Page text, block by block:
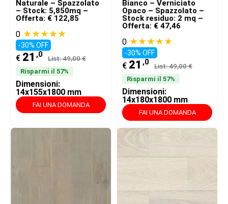
Naturale – Spazzolato
– Stock: 5,850mq –
Offerta: € 122,85
0 ★★★★★
-30% OFF
€ 21 ,0 List: 49,00 €
Risparmi il 57%
Dimensioni:
14x155x1800 mm
FAI UNA DOMANDA
Bianco – Verniciato
Opaco – Spazzolato –
Stock residuo: 2 mq –
Offerta: € 47,46
0 ★★★★★
-30% OFF
€ 21 ,0 List: 49,00 €
Risparmi il 57%
Dimensioni:
14x180x1800 mm
FAI UNA DOMANDA